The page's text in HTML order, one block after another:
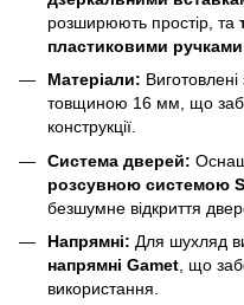
розширюють простір, та
пластиковими ручками
Матеріали: Виготовлені
товщиною 16 мм, що
конструкції.
Система дверей:
розсувною системою
безшумне відкриття
Напрямні: Для шухляд
напрямні Gamet , що
використання.